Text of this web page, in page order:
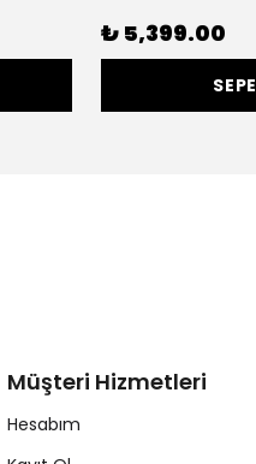
₺ 5,399.00
Müşteri Hizmetleri
Hesabım